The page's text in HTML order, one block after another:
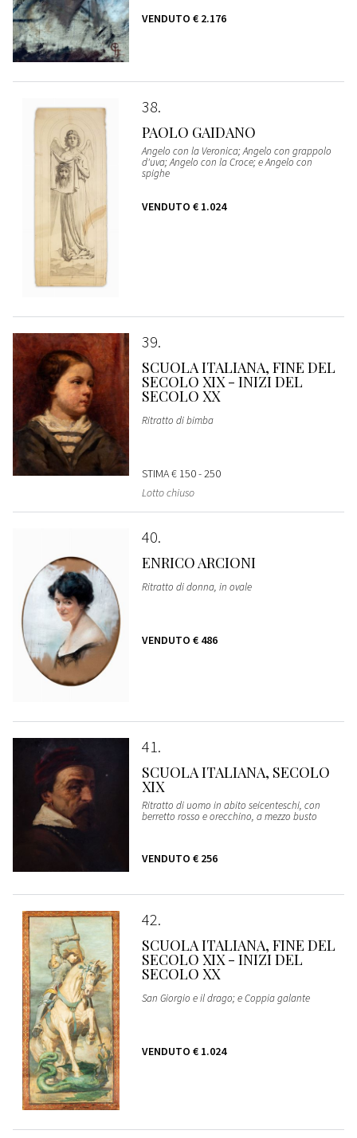
VENDUTO € 2.176
38
PAOLO GAIDANO
Angelo con la Veronica; Angelo con grappolo
d'uva; Angelo con la Croce; e Angelo con
spighe
VENDUTO € 1.024
39
SCUOLA ITALIANA, FINE DEL
SECOLO XIX - INIZI DEL
SECOLO XX
Ritratto di bimba
STIMA€ 150 - 250
Lotto chiuso
40
ENRICO ARCIONI
Ritratto di donna, in ovale
VENDUTO € 486
41
SCUOLA ITALIANA, SECOLO
XIX
Ritratto di uomo in abito seicenteschi, con
berretto rosso e orecchino, a mezzo busto
VENDUTO € 256
42
SCUOLA ITALIANA, FINE DEL
SECOLO XIX - INIZI DEL
SECOLO XX
San Giorgio e il drago; e Coppia galante
VENDUTO € 1.024